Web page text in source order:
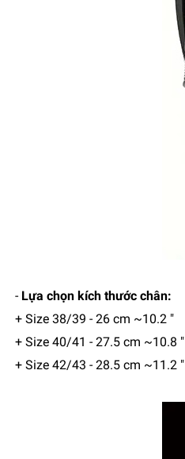
- Lựa chọn kích thước chân:
+ Size 38/39 - 26 cm ~10.2 "
+ Size 40/41 - 27.5 cm ~10.8 "
+ Size 42/43 - 28.5 cm ~11.2 "